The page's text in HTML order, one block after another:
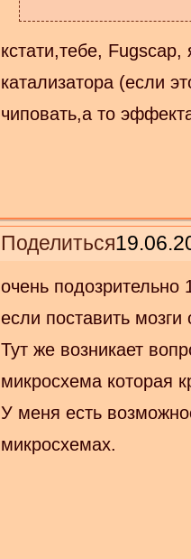
кстати,тебе,
катализатора (если
чиповать,а то
Поделиться
очень
если поставить
Тут же возникает
микросхема которая
У меня есть
микросхемах.